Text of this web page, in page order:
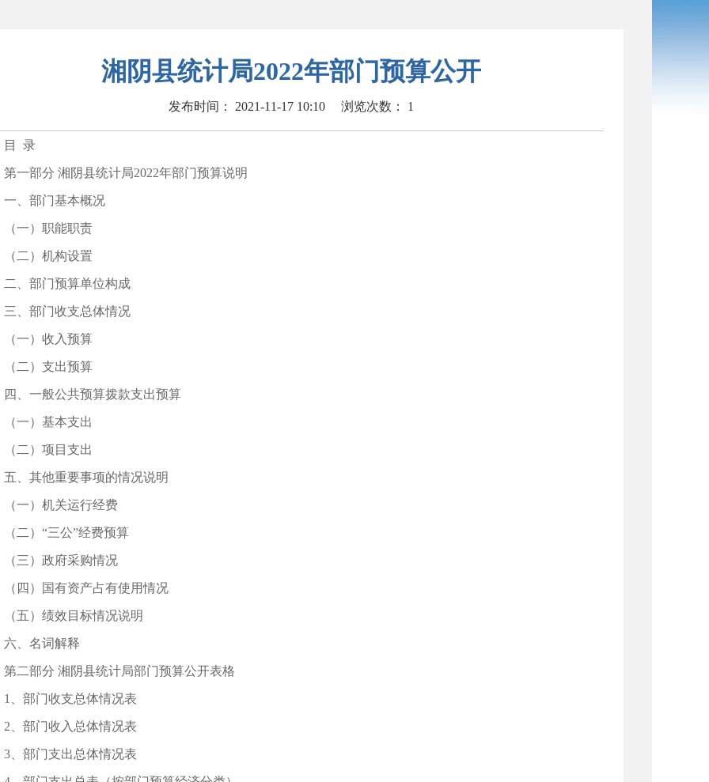
湘阴县统计局2022年部门预算公开
发布时间： 2021-11-17 10:10 浏览次数： 1
目 录
第一部分 湘阴县统计局2022年部门预算说明
一、部门基本概况
（一）职能职责
（二）机构设置
二、部门预算单位构成
三、部门收支总体情况
（一）收入预算
（二）支出预算
四、一般公共预算拨款支出预算
（一）基本支出
（二）项目支出
五、其他重要事项的情况说明
（一）机关运行经费
（二）“三公”经费预算
（三）政府采购情况
（四）国有资产占有使用情况
（五）绩效目标情况说明
六、名词解释
第二部分 湘阴县统计局部门预算公开表格
1、部门收支总体情况表
2、部门收入总体情况表
3、部门支出总体情况表